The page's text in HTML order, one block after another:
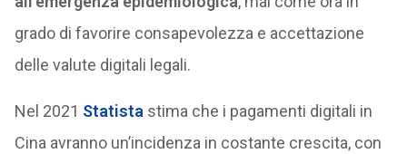
grado di favorire consapevolezza e accettazione
delle valute digitali legali.
Nel 2021 Statistastima che i pagamenti digitali in
Cina avranno un’incidenza in costante crescita, con